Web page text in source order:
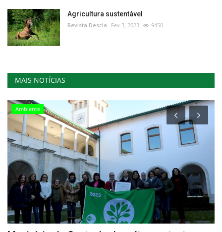
Agricultura sustentável
Revista Descla Fev 3, 2023 9450
MAIS NOTÍCIAS
Ambiente